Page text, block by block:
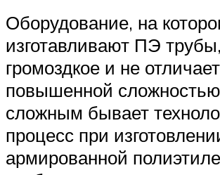
Оборудование, на
изготавливают ПЭ
громоздкое и не
повышенной
сложным бывает
процесс при
армированной